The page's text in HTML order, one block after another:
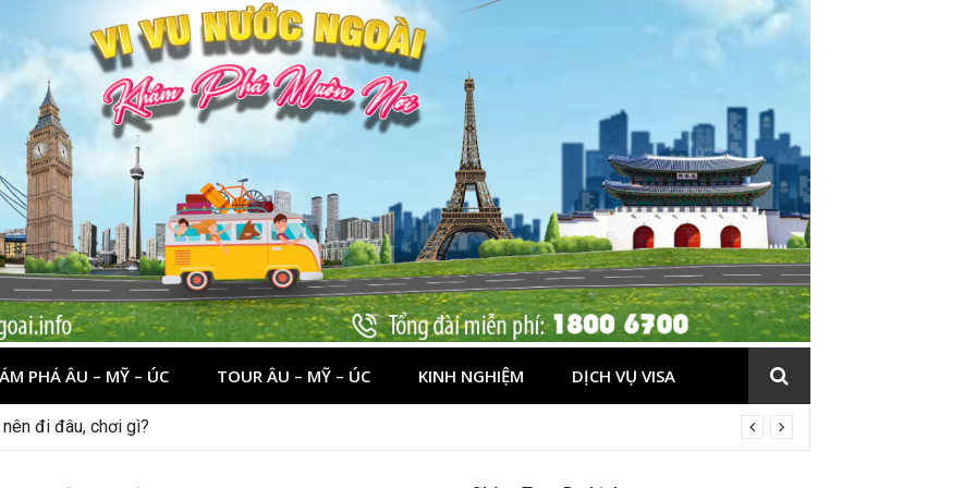
PHÁ ÂU – MỸ – ÚC TOUR ÂU – MỸ – ÚC KINH NGHIỆM DỊCH VỤ VISA
lễ quốc khánh 2/9